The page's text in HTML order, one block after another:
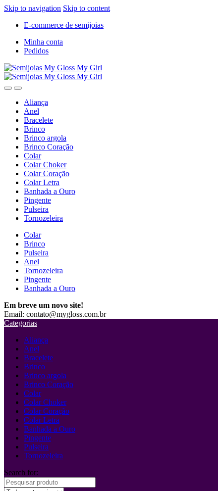
Skip to navigation Skip to content
E-commerce de semijoias
Minha conta
Pedidos
Aliança
Anel
Bracelete
Brinco
Brinco argola
Brinco Coração
Colar
Colar Choker
Colar Coração
Colar Letra
Banhada a Ouro
Pingente
Pulseira
Tornozeleira
Colar
Brinco
Pulseira
Anel
Tornozeleira
Pingente
Banhada a Ouro
Em breve um novo site!
Email: contato@mygloss.com.br
Categorias
Aliança
Anel
Bracelete
Brinco
Brinco argola
Brinco Coração
Colar
Colar Choker
Colar Coração
Colar Letra
Banhada a Ouro
Pingente
Pulseira
Tornozeleira
Search for: